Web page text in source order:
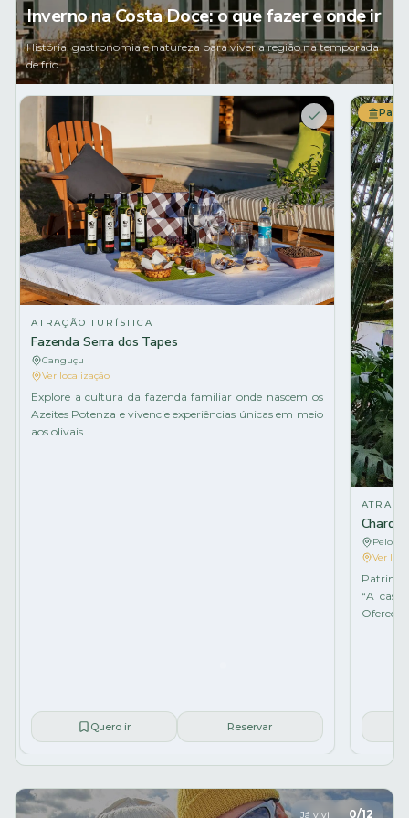
Inverno na Costa Doce: o que fazer e onde ir
História, gastronomia e natureza para viver a região na temporada
de frio.
ATRAÇÃO TURÍSTICA
Fazenda Serra dos Tapes
Canguçu
Ver localização
Explore a cultura da fazenda familiar onde nascem os
Azeites Potenza e vivencie experiências únicas em meio
aos olivais.
Quero ir Reservar
Pelotas
Ver
“A
Oferece
Já vivi 0/12